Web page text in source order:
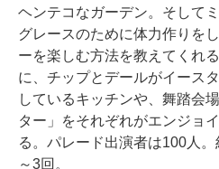
ヘンテコなガーデン。そして
グレースのために体力作りを
ーを楽しむ方法を教えてくれ
に、チップとデールがイース
しているキッチンや、舞踏会
ター」をそれぞれがエンジョ
る。パレード出演者は100人
～3回。